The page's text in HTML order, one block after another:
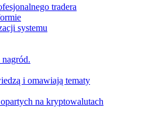
tradera
systemu
i omawiają tematy
na kryptowalutach